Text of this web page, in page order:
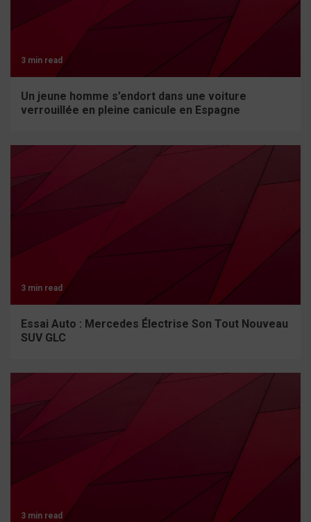
3 min read
Un jeune homme s’endort dans une voiture
verrouillée en pleine canicule en Espagne
3 min read
Essai Auto : Mercedes Électrise Son Tout Nouveau
SUV GLC
3 min read